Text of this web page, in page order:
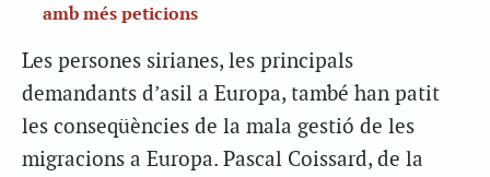
amb més peticions
Les persones sirianes, les principals
demandants d’asil a Europa, també han patit
les conseqüències de la mala gestió de les
migracions a Europa. Pascal Coissard, de la